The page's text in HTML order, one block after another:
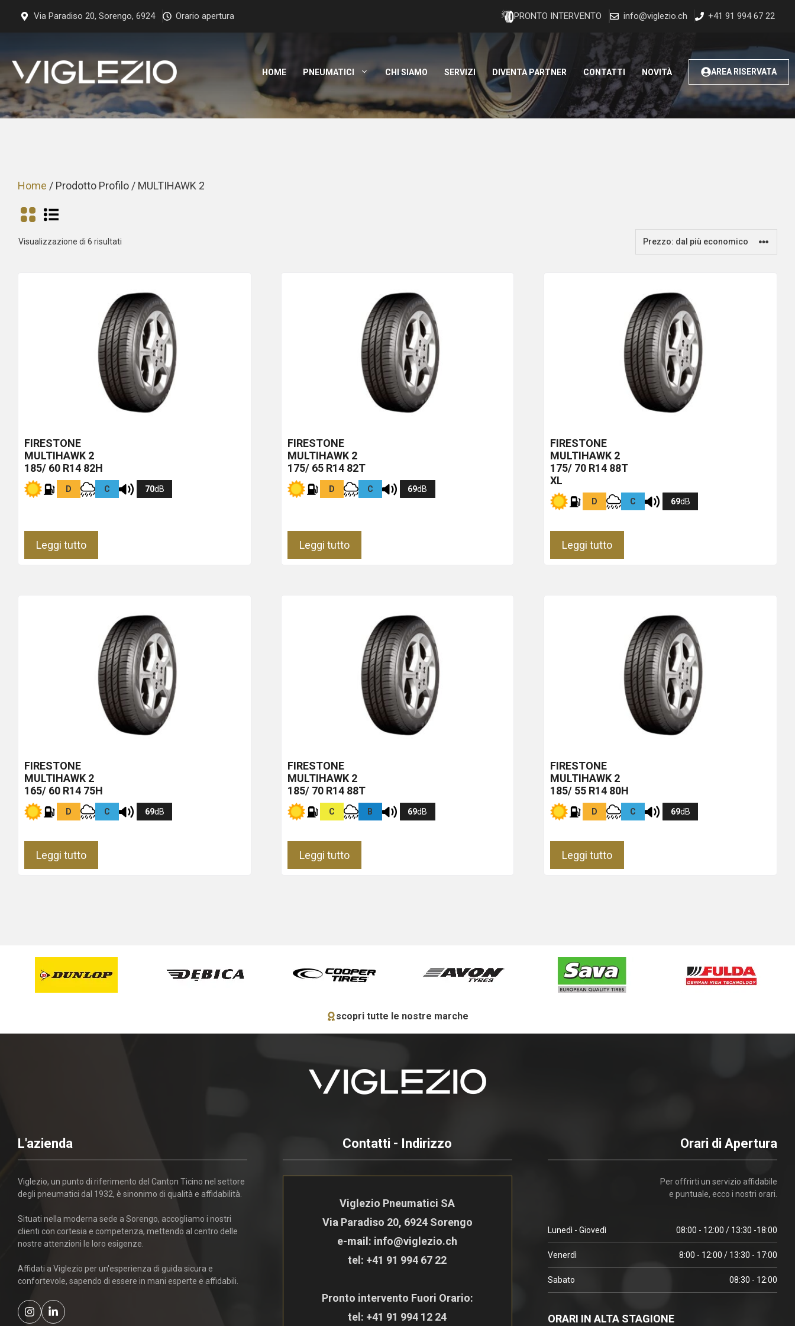
Via Paradiso 20, Sorengo, 6924 Orario apertura PRONTO INTERVENTO info@viglezio.ch +41 91 994 67 22
HOME PNEUMATICI CHI SIAMO SERVIZI DIVENTA PARTNER CONTATTI NOVITÀ AREA RISERVATA
Home / Prodotto Profilo / MULTIHAWK 2
Visualizzazione di 6 risultati
FIRESTONE
MULTIHAWK 2
185/ 60 R14 82H
D C 70dB
Leggi tutto
FIRESTONE
MULTIHAWK 2
175/ 65 R14 82T
D C 69dB
Leggi tutto
FIRESTONE
MULTIHAWK 2
175/ 70 R14 88T
XL
D C 69dB
Leggi tutto
FIRESTONE
MULTIHAWK 2
165/ 60 R14 75H
D C 69dB
Leggi tutto
FIRESTONE
MULTIHAWK 2
185/ 70 R14 88T
C B 69dB
Leggi tutto
FIRESTONE
MULTIHAWK 2
185/ 55 R14 80H
D C 69dB
Leggi tutto
scopri tutte le nostre marche
L'azienda
Viglezio, un punto di riferimento del Canton Ticino nel settore
degli pneumatici dal 1932, è sinonimo di qualità e affidabilità.
Situati nella moderna sede a Sorengo, accogliamo i nostri
clienti con cortesia e competenza, mettendo al centro delle
nostre attenzioni le loro esigenze.
Affidati a Viglezio per un'esperienza di guida sicura e
confortevole, sapendo di essere in mani esperte e affidabili.
Contatti - Indirizzo
Viglezio Pneumatici SA
Via Paradiso 20, 6924 Sorengo
e-mail: info@viglezio.ch
tel: +41 91 994 67 22
Pronto intervento Fuori Orario:
tel: +41 91 994 12 24
Orari di Apertura
Per offrirti un servizio affidabile
e puntuale, ecco i nostri orari.
Lunedì - Giovedì 08:00 - 12:00 / 13:30 -18:00
Venerdì 8:00 - 12:00 / 13:30 - 17:00
Sabato 08:30 - 12:00
ORARI IN ALTA STAGIONE